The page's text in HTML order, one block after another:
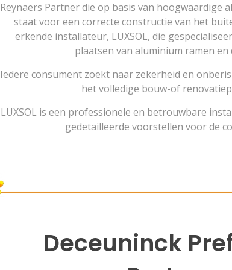
Reynaers Partner die op basis van hoogwaardige
staat voor een correcte constructie van het
erkende installateur, LUXSOL, die
plaatsen van aluminium ramen en
Iedere consument zoekt naar zekerheid en
het volledige bouw-of
LUXSOL is een professionele en betrouwbare
gedetailleerde voorstellen voor de
Deceuninck